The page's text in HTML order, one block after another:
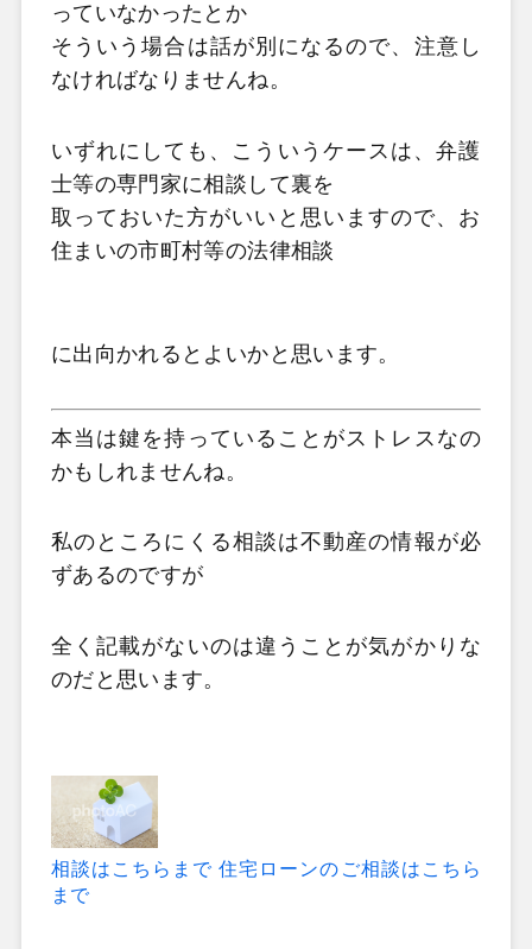
っていなかったとか
そういう場合は話が別になるので、注意し
なければなりませんね。
いずれにしても、こういうケースは、 弁護
士等の専門家に相談して裏を
取っておいた方がいいと思いますので、 お
住まいの市町村等の法律相談
に出向かれるとよいかと思います。
本当は鍵を持っていることがストレスなの
かもしれませんね。
私のところにくる相談は不動産の情報が必
ずあるのですが
全く記載がないのは違うことが気がかりな
のだと思います。
相談はこちらまで 住宅ローンのご相談はこちら
まで